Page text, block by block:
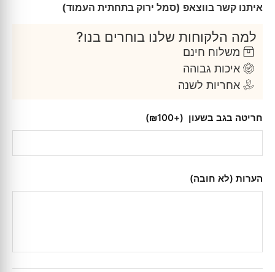
איתנו קשר בווצאפ (סמל ירוק בתחתית העמוד)
למה הלקוחות שלנו בוחרים בנו?
משלוח חינם
איכות גבוהה
אחריות לשנה
חריטה בגב בשעון (+₪100)
הערות (לא חובה)